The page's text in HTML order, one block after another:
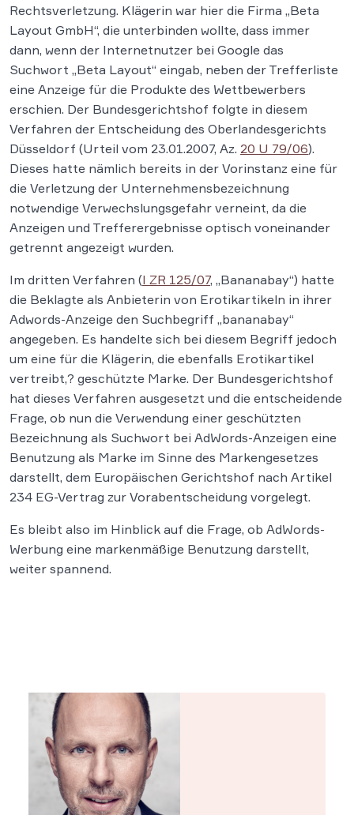
Rechtsverletzung. Klägerin war hier die Firma „Beta
Layout GmbH“, die unterbinden wollte, dass immer
dann, wenn der Internetnutzer bei Google das
Suchwort „Beta Layout“ eingab, neben der Trefferliste
eine Anzeige für die Produkte des Wettbewerbers
erschien. Der Bundesgerichtshof folgte in diesem
Verfahren der Entscheidung des Oberlandesgerichts
Düsseldorf (Urteil vom 23.01.2007, Az. 20 U 79/06).
Dieses hatte nämlich bereits in der Vorinstanz eine für
die Verletzung der Unternehmensbezeichnung
notwendige Verwechslungsgefahr verneint, da die
Anzeigen und Trefferergebnisse optisch voneinander
getrennt angezeigt wurden.
Im dritten Verfahren (I ZR 125/07, „Bananabay“) hatte
die Beklagte als Anbieterin von Erotikartikeln in ihrer
Adwords-Anzeige den Suchbegriff „bananabay“
angegeben. Es handelte sich bei diesem Begriff jedoch
um eine für die Klägerin, die ebenfalls Erotikartikel
vertreibt,? geschützte Marke. Der Bundesgerichtshof
hat dieses Verfahren ausgesetzt und die entscheidende
Frage, ob nun die Verwendung einer geschützten
Bezeichnung als Suchwort bei AdWords-Anzeigen eine
Benutzung als Marke im Sinne des Markengesetzes
darstellt, dem Europäischen Gerichtshof nach Artikel
234 EG-Vertrag zur Vorabentscheidung vorgelegt.
Es bleibt also im Hinblick auf die Frage, ob AdWords-
Werbung eine markenmäßige Benutzung darstellt,
weiter spannend.